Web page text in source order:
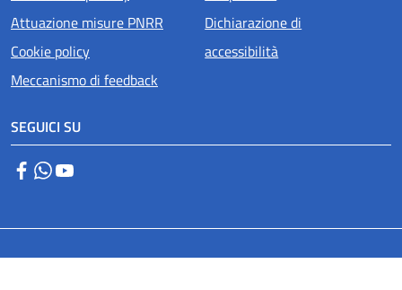
Attuazione misure PNRR
Cookie policy
Meccanismo di feedback
Dichiarazione di
accessibilità
SEGUICI SU
FacebookWhatsApp
Small prints